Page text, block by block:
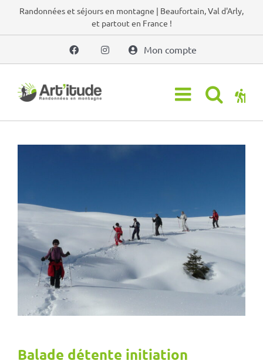
PasserRandonnées et séjours en montagne | Beaufortain, Val d'Arly,
et partout en France !
Mon compte
Balade détente initiation